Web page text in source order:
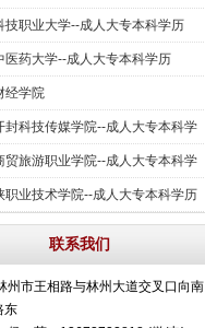
技职业大学--成人大专本科学历
医药大学--成人大专本科学历
经学院
封科技传媒学院--成人大专本科学
贸旅游职业学院--成人大专本科学
职业技术学院--成人大专本科学历
联系我们
州市王相路与林州大道交叉口向南
东